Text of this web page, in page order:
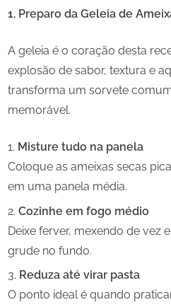
1. Preparo da Geleia de
A geleia é o coração desta
explosão de sabor, textura e
transforma um sorvete
memorável.
Misture tudo na panela
Coloque as ameixas secas
em uma panela média.
Cozinhe em fogo médio
Deixe ferver, mexendo de vez
grude no fundo.
Reduza até virar pasta
O ponto ideal é quando